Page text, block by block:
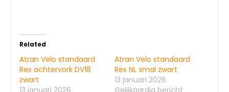
Related
Atran Velo standaard
Rex achtervork DV18
zwart
13 januari 2026
Atran Velo standaard
Rex NL smal zwart
13 januari 2026
Gelijkaardig bericht